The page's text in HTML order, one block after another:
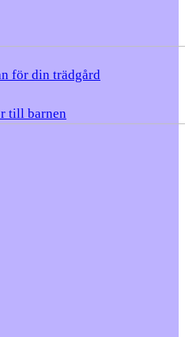
för din trädgård
till barnen